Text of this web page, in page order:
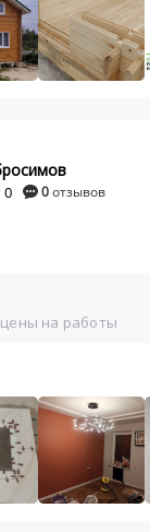
0 0отзывов
на работы